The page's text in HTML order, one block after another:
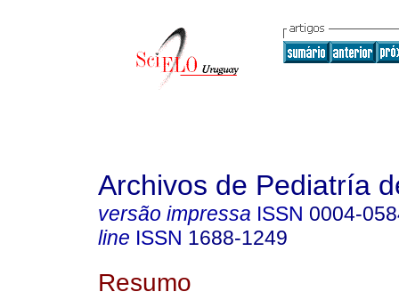
Archivos de Pediatría
versão impressa ISSN 0004-
line ISSN 1688-1249
Resumo